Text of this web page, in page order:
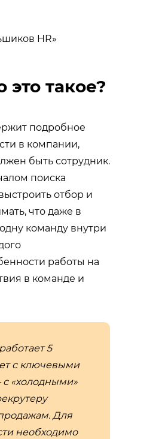
HR»
такое?
подробное
в компании,
быть сотрудник.
поиска
отбор и
что даже в
команду внутри
работы на
в команде и
5
с ключевыми
с «холодными»
Для
необходимо